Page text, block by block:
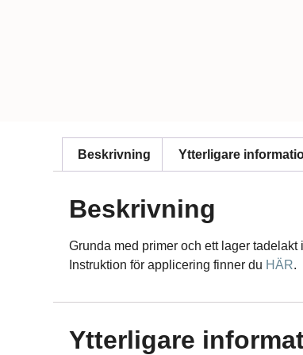
Beskrivning Ytterligare
Beskrivning
Grunda med primer och ett lager
Instruktion för applicering finner du HÄR.
Ytterligare